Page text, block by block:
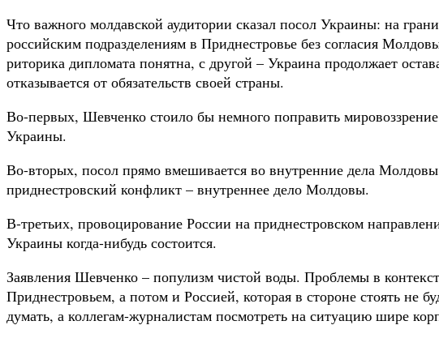
Что важного молдавской аудитории сказал посол Украины: на
российским подразделениям в Приднестровье без согласия
риторика дипломата понятна, с другой – Украина продолжает
отказывается от обязательств своей страны.
Во-первых, Шевченко стоило бы немного поправить
Украины.
Во-вторых, посол прямо вмешивается во внутренние дела
приднестровский конфликт – внутреннее дело Молдовы.
В-третьих, провоцирование России на приднестровском
Украины когда-нибудь состоится.
Заявления Шевченко – популизм чистой воды. Проблемы в
Приднестровьем, а потом и Россией, которая в стороне стоять
думать, а коллегам-журналистам посмотреть на ситуацию шире